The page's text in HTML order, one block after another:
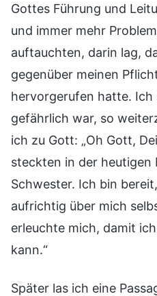
Gottes Führung und
und immer mehr
auftauchten, darin lag,
gegenüber meinen
hervorgerufen hatte. Ich
gefährlich war, so
ich zu Gott: „Oh Gott,
steckten in der heutigen
Schwester. Ich bin
aufrichtig über mich
erleuchte mich, damit
kann.“
Später las ich eine